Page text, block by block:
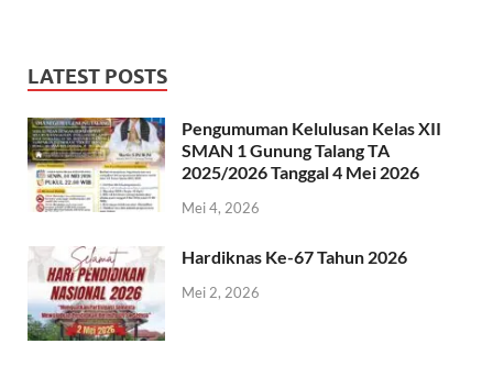
LATEST POSTS
Pengumuman Kelulusan Kelas XII
SMAN 1 Gunung Talang TA
2025/2026 Tanggal 4 Mei 2026
Mei 4, 2026
Hardiknas Ke-67 Tahun 2026
Mei 2, 2026